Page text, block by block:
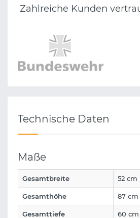
Zahlreiche Kunden
Technische Daten
Maße
Gesamtbreite 52 cm
Gesamthöhe 87 cm
Gesamttiefe 60 cm